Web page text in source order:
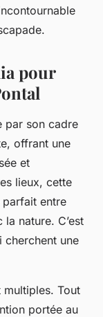
pour
par son cadre
offrant une
et
lieux, cette
parfait entre
nature. C’est
cherchent une
multiples. Tout
portée au